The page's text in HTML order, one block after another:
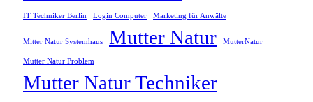
IT Techniker Berlin Login Computer Marketing für Anwälte
Mitter Natur Systemhaus Mutter Natur MutterNatur
Mutter Natur Problem
Mutter Natur Techniker